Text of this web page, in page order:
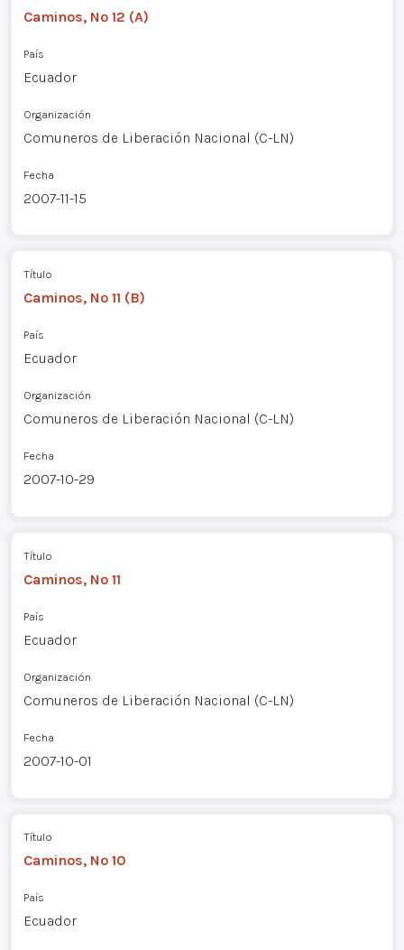
Caminos, Nº 12 (A)
País
Ecuador
Organización
Comuneros de Liberación Nacional (C-LN)
Fecha
2007-11-15
Título
Caminos, Nº 11 (B)
País
Ecuador
Organización
Comuneros de Liberación Nacional (C-LN)
Fecha
2007-10-29
Título
Caminos, Nº 11
País
Ecuador
Organización
Comuneros de Liberación Nacional (C-LN)
Fecha
2007-10-01
Título
Caminos, Nº 10
País
Ecuador